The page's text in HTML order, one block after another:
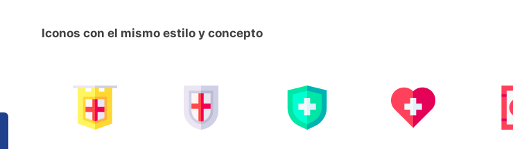
Iconos con el mismo estilo y concepto